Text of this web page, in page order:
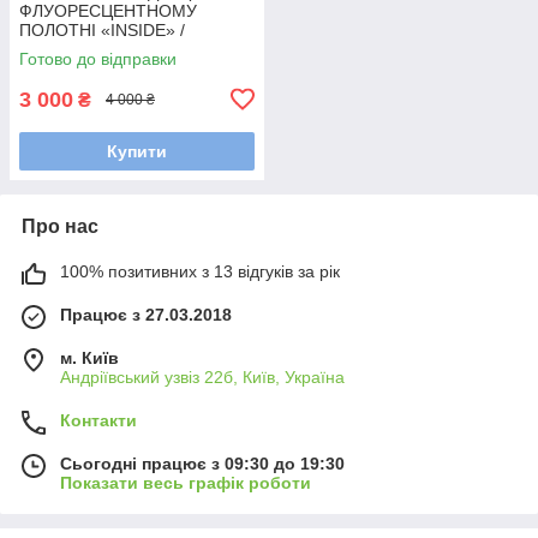
ФЛУОРЕСЦЕНТНОМУ
ПОЛОТНІ «INSIDE» /
Флуоресцентна репродукція
N-ZiGO.
Готово до відправки
3 000 ₴ 4 000 ₴
Купити
Про нас
100% позитивних з 13 відгуків за рік
Працює з 27.03.2018
м. Київ
Андріївський узвіз 22б, Київ, Україна
Контакти
Сьогодні працює з 09:30 до 19:30
Показати весь графік роботи